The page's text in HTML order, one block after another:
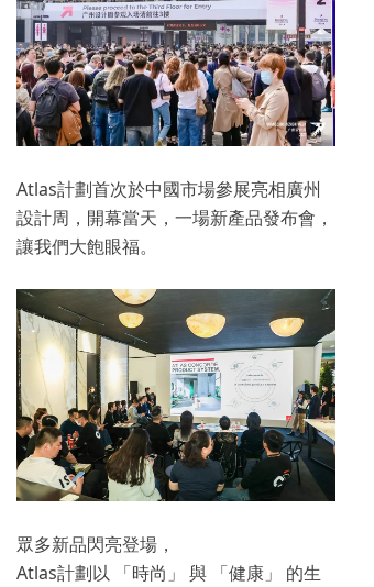
Atlas計劃首次於中國市場參展亮相廣州
設計周，開幕當天，一場新產品發布會，
讓我們大飽眼福。
眾多新品閃亮登場，
Atlas計劃以 「時尚」 與 「健康」 的生